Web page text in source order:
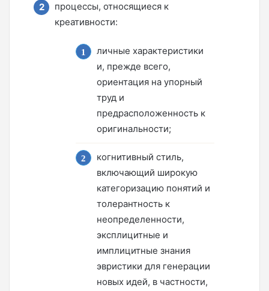
процессы, относящиеся к
креативности:
личные характеристики
и, прежде всего,
ориентация на упорный
труд и
предрасположенность к
оригинальности;
когнитивный стиль,
включающий широкую
категоризацию понятий и
толерантность к
неопределенности,
эксплицитные и
имплицитные знания
эвристики для генерации
новых идей, в частности,